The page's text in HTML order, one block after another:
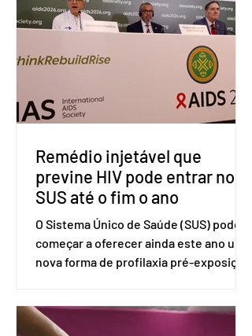
americano com base na Seção 301 da
Lei de Comércio de 1974. Segundo nota
divulgada pelo Ministério das Relações
Exteriores, o Brasil considera que as
incompatíveis com as obrigações
assumidas pelos Estados Unid
Remédio injetável que
previne HIV pode entrar no
SUS até o fim o ano
O Sistema Único de Saúde (SUS) pode
começar a oferecer ainda este ano uma
nova forma de profilaxia pré-exposição
medicamento carbotegravir, que